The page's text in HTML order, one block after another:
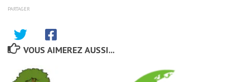
PARTAGER
VOUS AIMEREZ AUSSI...